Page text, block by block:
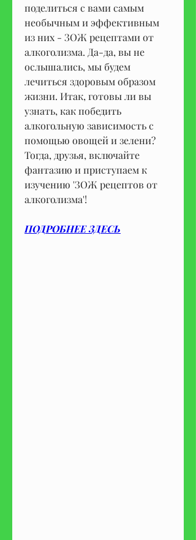
поделиться с вами самым
необычным и эффективным
из них - ЗОЖ рецептами от
алкоголизма. Да-да, вы не
ослышались, мы будем
лечиться здоровым образом
жизни. Итак, готовы ли вы
узнать, как победить
алкогольную зависимость с
помощью овощей и зелени?
Тогда, друзья, включайте
фантазию и приступаем к
изучению 'ЗОЖ рецептов от
алкоголизма'!
ПОДРОБНЕЕ ЗДЕСЬ